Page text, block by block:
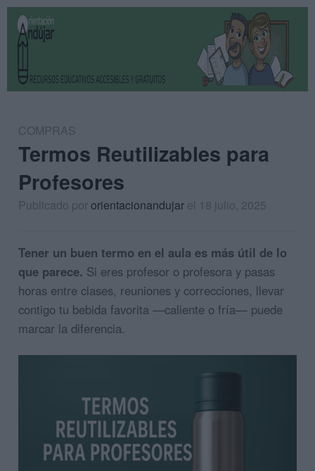
COMPRAS
Termos Reutilizables para
Profesores
Publicado pororientacionandujar el 18 julio, 2025
Tener un buen termo en el aula es más útil de lo
que parece. Si eres profesor o profesora y pasas
horas entre clases, reuniones y correcciones, llevar
contigo tu bebida favorita —caliente o fría— puede
marcar la diferencia.